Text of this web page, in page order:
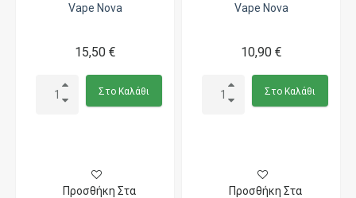
Vape Nova
15,50 €
Στο Καλάθι
Προσθήκη Στα
Vape Nova
10,90 €
Στο Καλάθι
Προσθήκη Στα